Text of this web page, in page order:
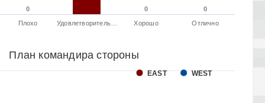
0
0 0
0 0
0
Плохо Удовлетворитель… Хорошо Отлично
План командира стороны
EAST WEST